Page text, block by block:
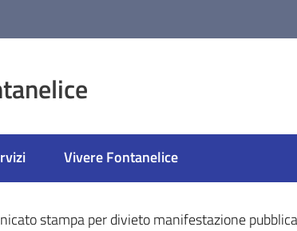
Vivere Fontanelice
stampa per divieto manifestazione